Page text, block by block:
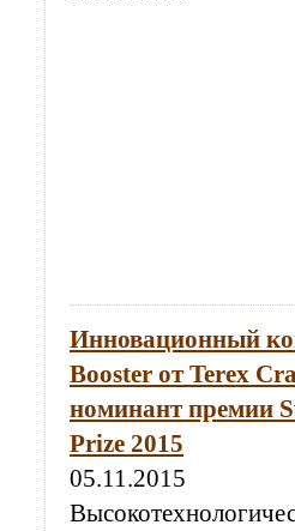
Инновационный
Booster от Terex
номинант премии
Prize 2015
05.11.2015